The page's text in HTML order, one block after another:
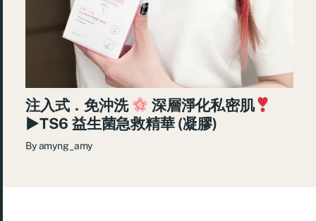
注入式．免沖洗
深層淨化私密肌
►TS6 益生菌急救精華 (凝膠)
Byamyng_amy